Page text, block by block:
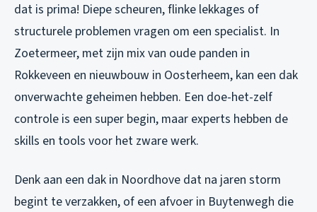
dat is prima! Diepe scheuren, flinke lekkages of
structurele problemen vragen om een specialist. In
Zoetermeer, met zijn mix van oude panden in
Rokkeveen en nieuwbouw in Oosterheem, kan een dak
onverwachte geheimen hebben. Een doe-het-zelf
controle is een super begin, maar experts hebben de
skills en tools voor het zware werk.
Denk aan een dak in Noordhove dat na jaren storm
begint te verzakken, of een afvoer in Buytenwegh die